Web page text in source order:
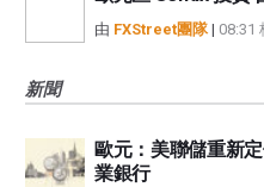
由 FXStreet團隊| 08:31
新聞
歐元：美聯儲重新
業銀行